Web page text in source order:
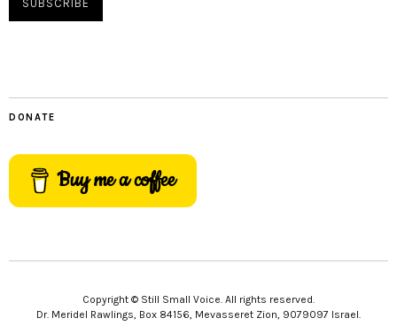
DONATE
Buy me a coffee
Copyright © Still Small Voice. All rights reserved.
Dr. Meridel Rawlings, Box 84156, Mevasseret Zion, 9079097 Israel.